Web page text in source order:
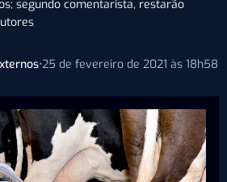
segundo comentarista, restarão
•25 de fevereiro de 2021 às 18h58